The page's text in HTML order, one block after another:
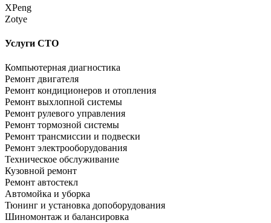
XPeng
Zotye
Услуги СТО
Компьютерная диагностика
Ремонт двигателя
Ремонт кондиционеров и отопления
Ремонт выхлопной системы
Ремонт рулевого управления
Ремонт тормозной системы
Ремонт трансмиссии и подвески
Ремонт электрооборудования
Техническое обслуживание
Кузовной ремонт
Ремонт автостекл
Автомойка и уборка
Тюнинг и установка допоборудования
Шиномонтаж и балансировка